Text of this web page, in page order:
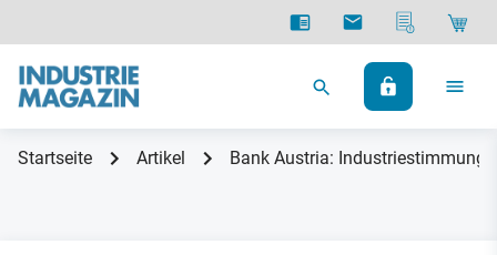
Startseite Artikel Bank Austria: Industriestimmung